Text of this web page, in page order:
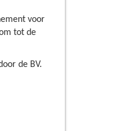
voor
tot de
de BV.